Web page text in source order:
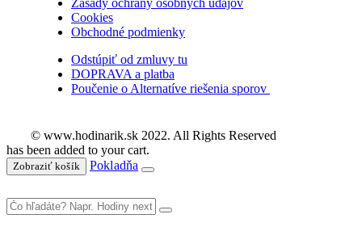
Zásady ochrany osobných údajov
Cookies
Obchodné podmienky
Odstúpiť od zmluvy tu
DOPRAVA a platba
Poučenie o Alternatíve riešenia sporov
© www.hodinarik.sk 2022. All Rights Reserved
has been added to your cart.
Zobraziť košík Pokladňa